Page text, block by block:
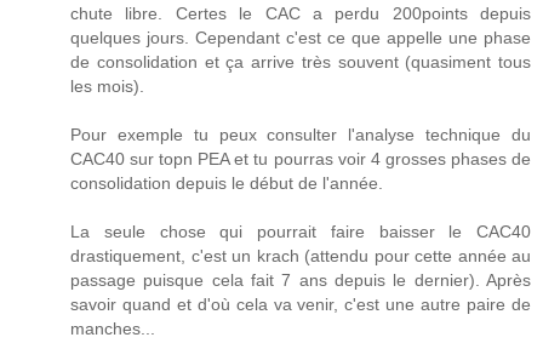
chute libre. Certes le CAC a perdu 200points depuis
quelques jours. Cependant c'est ce que appelle une phase
de consolidation et ça arrive très souvent (quasiment tous
les mois).
Pour exemple tu peux consulter l'analyse technique du
CAC40 sur topn PEA et tu pourras voir 4 grosses phases de
consolidation depuis le début de l'année.
La seule chose qui pourrait faire baisser le CAC40
drastiquement, c'est un krach (attendu pour cette année au
passage puisque cela fait 7 ans depuis le dernier). Après
savoir quand et d'où cela va venir, c'est une autre paire de
manches...